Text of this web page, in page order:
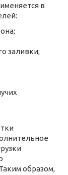
в
заливки;
образом,